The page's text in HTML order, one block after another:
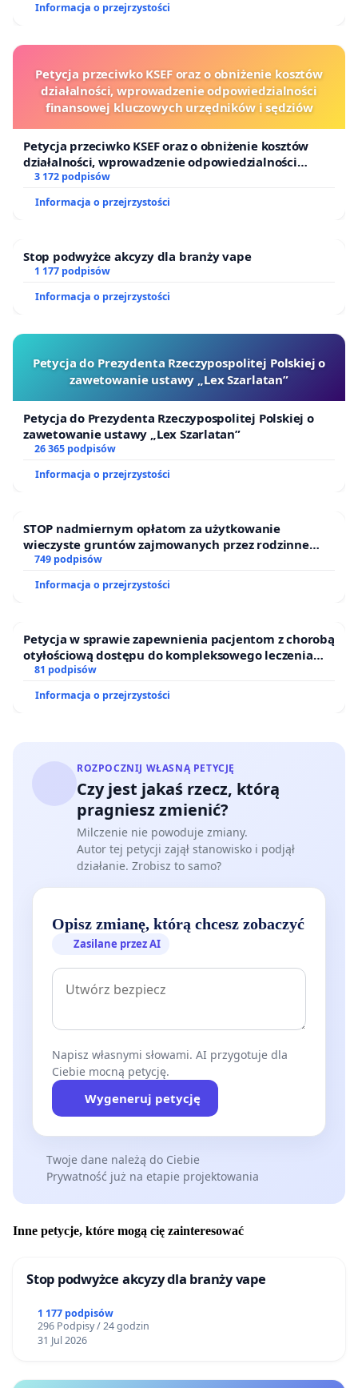
Informacja o przejrzystości
Petycja przeciwko KSEF oraz o obniżenie kosztów
działalności, wprowadzenie odpowiedzialności
finansowej kluczowych urzędników i sędziów
Petycja przeciwko KSEF oraz o obniżenie kosztów
działalności, wprowadzenie odpowiedzialności
finansowej kluczowych urzędników i sędziów
3 172 podpisów
Informacja o przejrzystości
Stop podwyżce akcyzy dla branży vape
1 177 podpisów
Informacja o przejrzystości
Petycja do Prezydenta Rzeczypospolitej Polskiej o
zawetowanie ustawy „Lex Szarlatan”
Petycja do Prezydenta Rzeczypospolitej Polskiej o
zawetowanie ustawy „Lex Szarlatan”
26 365 podpisów
Informacja o przejrzystości
STOP nadmiernym opłatom za użytkowanie
wieczyste gruntów zajmowanych przez rodzinne
ogrody działkowe.
749 podpisów
Informacja o przejrzystości
Petycja w sprawie zapewnienia pacjentom z chorobą
otyłościową dostępu do kompleksowego leczenia
oraz programów profilaktycznych.
81 podpisów
Informacja o przejrzystości
ROZPOCZNIJ WŁASNĄ PETYCJĘ
Czy jest jakaś rzecz, którą
pragniesz zmienić?
Milczenie nie powoduje zmiany.
Autor tej petycji zajął stanowisko i podjął
działanie. Zrobisz to samo?
Opisz zmianę, którą chcesz zobaczyć
Zasilane przez AI
Napisz własnymi słowami. AI przygotuje dla
Ciebie mocną petycję.
Wygeneruj petycję
Twoje dane należą do Ciebie
Prywatność już na etapie projektowania
Inne petycje, które mogą cię zainteresować
Stop podwyżce akcyzy dla branży vape
1 177 podpisów
296 Podpisy / 24 godzin
31 Jul 2026